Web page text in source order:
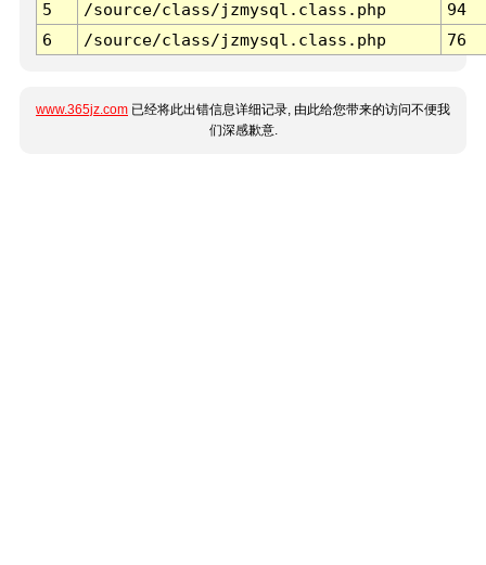
5
/source/class/jzmysql.class.php
94
6
/source/class/jzmysql.class.php 76
www.365jz.com 已经将此出错信息详细记录, 由此给您带来的访问不便我
们深感歉意.